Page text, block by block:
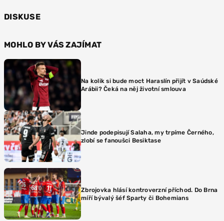
DISKUSE
MOHLO BY VÁS ZAJÍMAT
Na kolik si bude moct Haraslín přijít v Saúdské
Arábii? Čeká na něj životní smlouva
Jinde podepisují Salaha, my trpíme Černého,
zlobí se fanoušci Besiktase
Zbrojovka hlásí kontroverzní příchod. Do Brna
míří bývalý šéf Sparty či Bohemians